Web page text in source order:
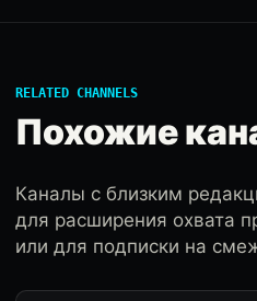
RELATED CHANNELS
Похожие
Каналы с близким
для расширения охвата
или для подписки на